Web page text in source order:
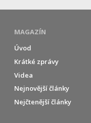
MAGAZÍN
Úvod
Krátké zprávy
Videa
Nejnovější články
Nejčtenější články